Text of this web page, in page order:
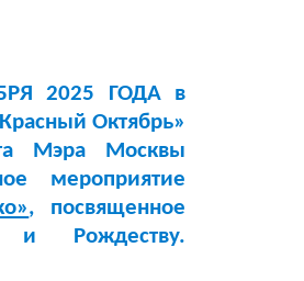
2025 ГОДА в
Октябрь»
Мэра Москвы
мероприятие
, посвященное
Рождеству.